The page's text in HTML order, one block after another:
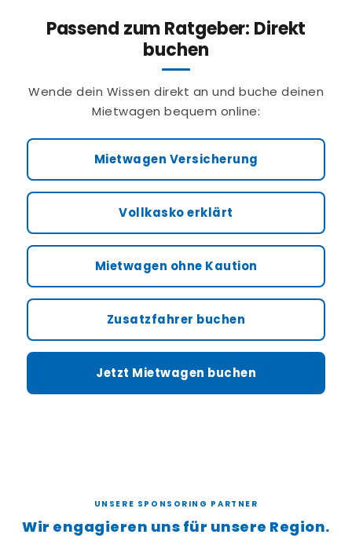
Passend zum Ratgeber: Direkt
buchen
Wende dein Wissen direkt an und buche deinen
Mietwagen bequem online:
Mietwagen Versicherung
Vollkasko erklärt
Mietwagen ohne Kaution
Zusatzfahrer buchen
Jetzt Mietwagen buchen
UNSERE SPONSORING PARTNER
Wir engagieren uns für unsere Region.